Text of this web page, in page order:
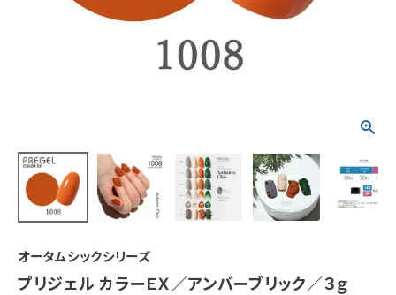
オータムシックシリーズ
プリジェル カラーＥＸ／アンバーブリック／３ｇ